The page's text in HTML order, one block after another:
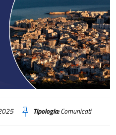
Tipologia:Comunicati